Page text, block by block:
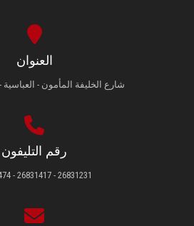
العنوان
شارع الخليفة المأمون - العباسية
رقم التليفون
26831231 - 26831417 - 26831474